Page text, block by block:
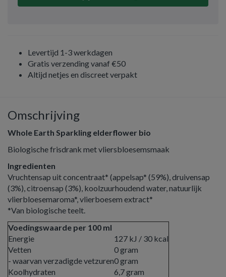
Levertijd 1-3 werkdagen
Gratis verzending vanaf €50
Altijd netjes en discreet verpakt
Omschrijving
Whole Earth Sparkling elderflower bio
Biologische frisdrank met vliersbloesemsmaak
Ingredienten
Vruchtensap uit concentraat* (appelsap* (59%), druivensap
(3%), citroensap (3%), koolzuurhoudend water, natuurlijk
vlierbloesemaroma*, vlierboesem extract*
*Van biologische teelt.
Voedingswaarde per 100 ml
Energie
127 kJ / 30 kcal
Vetten
- waarvan verzadigde vetzuren
0 gram
0 gram
Koolhydraten
6,7 gram